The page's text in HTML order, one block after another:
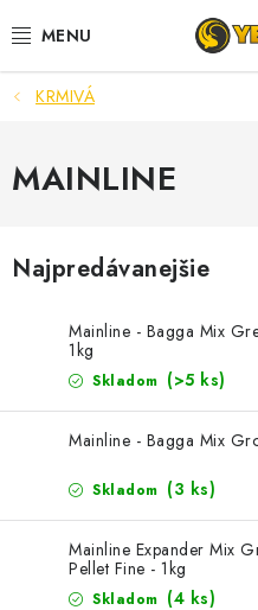
na
NOVINKY 2026
LETNÉ ZĽAVY
PRÚTY
NAVIJAKY
ARÓMY
TAŠKY A PÚZDRA
KRMIVÁ
MAINLINE
Najpredávanejšie
Mainline - Bagga Mix
1kg
Skladom (>5 ks)
Mainline - Bagga Mix
Skladom (3 ks)
Mainline Expander Mix
Pellet Fine - 1kg
Skladom (4 ks)